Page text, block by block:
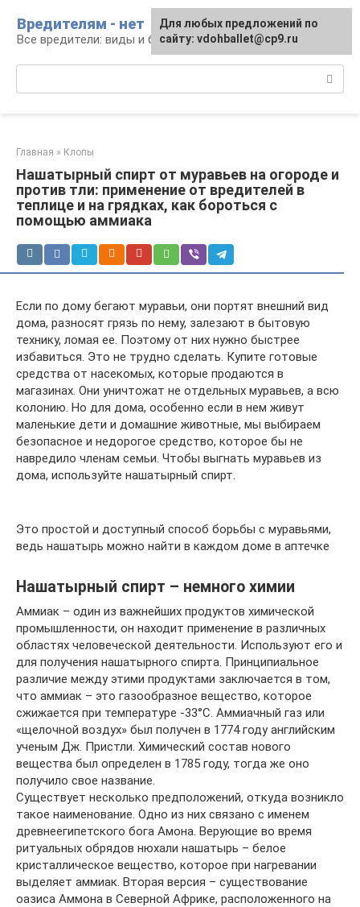
контенту
Вредителям - нет
Все вредители: виды и борьба
Главная » Клопы
Нашатырный спирт от муравьев на огороде и
против тли: применение от вредителей в
теплице и на грядках, как бороться с
помощью аммиака
Если по дому бегают муравьи, они портят внешний вид
дома, разносят грязь по нему, залезают в бытовую
технику, ломая ее. Поэтому от них нужно быстрее
избавиться. Это не трудно сделать. Купите готовые
средства от насекомых, которые продаются в
магазинах. Они уничтожат не отдельных муравьев, а всю
колонию. Но для дома, особенно если в нем живут
маленькие дети и домашние животные, мы выбираем
безопасное и недорогое средство, которое бы не
навредило членам семьи. Чтобы выгнать муравьев из
дома, используйте нашатырный спирт.
Это простой и доступный способ борьбы с муравьями,
ведь нашатырь можно найти в каждом доме в аптечке
Нашатырный спирт – немного химии
Аммиак – один из важнейших продуктов химической
промышленности, он находит применение в различных
областях человеческой деятельности. Используют его и
для получения нашатырного спирта. Принципиальное
различие между этими продуктами заключается в том,
что аммиак – это газообразное вещество, которое
сжижается при температуре -33°C. Аммиачный газ или
«щелочной воздух» был получен в 1774 году английским
ученым Дж. Пристли. Химический состав нового
вещества был определен в 1785 году, тогда же оно
получило свое название.
Существует несколько предположений, откуда возникло
такое наименование. Одно из них связано с именем
древнеегипетского бога Амона. Верующие во время
ритуальных обрядов нюхали нашатырь – белое
кристаллическое вещество, которое при нагревании
выделяет аммиак. Вторая версия – существование
оазиса Аммона в Северной Африке, расположенного на
Для любых предложений по
сайту: vdohballet@cp9.ru